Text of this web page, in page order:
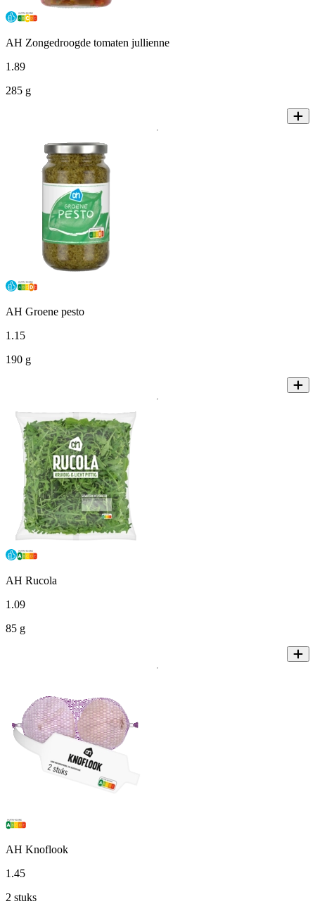
AH Zongedroogde tomaten jullienne
1 .89
285 g
AH Groene pesto
1 .15
190 g
AH Rucola
1 .09
85 g
AH Knoflook
1 .45
2 stuks